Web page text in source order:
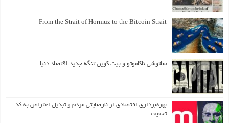
From the Strait of Hormuz to the Bitcoin Strait
ساتوشی ناکاموتو و بیت کوین تنگه جدید اقتصاد دنیا
بهره‌برداری اقتصادی از نارضایتی مردم و تبدیل اعتراض به کد
تخفیف